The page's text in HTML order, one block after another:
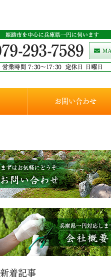
お問い合わせ
新着記事